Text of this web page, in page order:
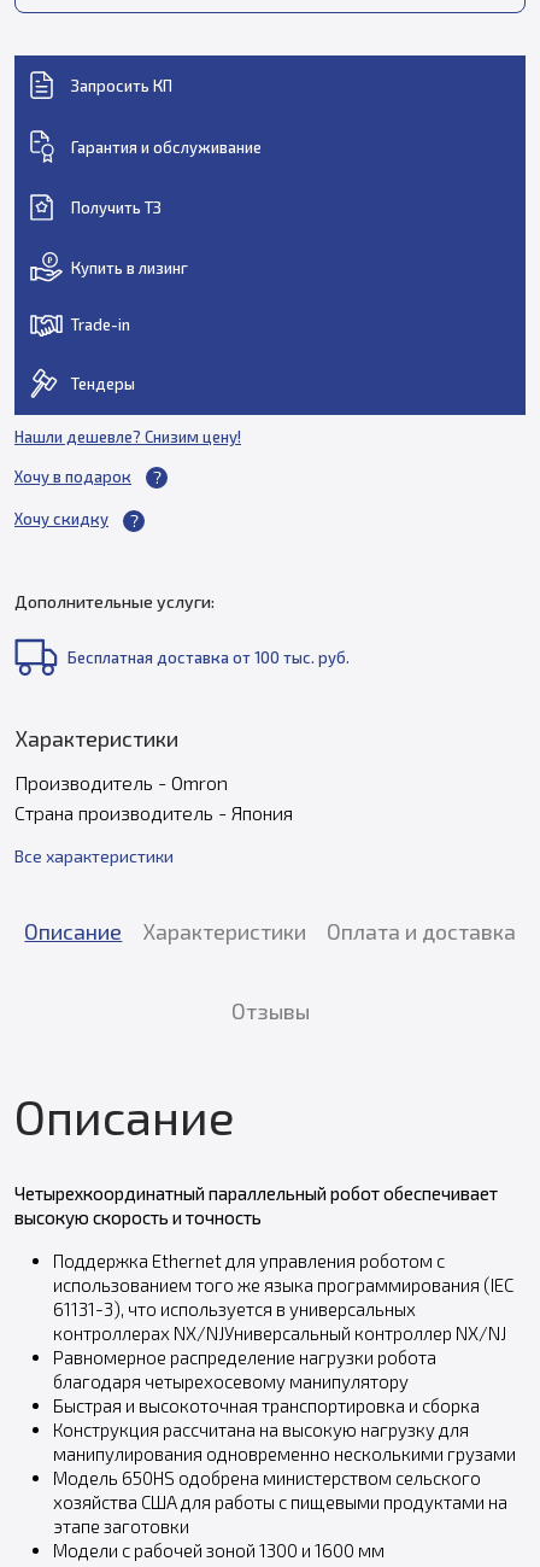
Запросить КП
Гарантия и обслуживание
Получить ТЗ
Купить в лизинг
Trade-in
Тендеры
Нашли дешевле? Снизим цену!
Хочу в подарок
Хочу скидку
Дополнительные услуги:
Бесплатная доставка от 100 тыс. руб.
Характеристики
Производитель - Omron
Страна производитель - Япония
Все характеристики
Описание Характеристики Оплата и доставка
Отзывы
Описание
Четырехкоординатный параллельный робот обеспечивает
высокую скорость и точность
Поддержка Ethernet для управления роботом с
использованием того же языка программирования (IEC
61131-3), что используется в универсальных
контроллерах NX/NJУниверсальный контроллер NX/NJ
Равномерное распределение нагрузки робота
благодаря четырехосевому манипулятору
Быстрая и высокоточная транспортировка и сборка
Конструкция рассчитана на высокую нагрузку для
манипулирования одновременно несколькими грузами
Модель 650HS одобрена министерством сельского
хозяйства США для работы с пищевыми продуктами на
этапе заготовки
Модели с рабочей зоной 1300 и 1600 мм